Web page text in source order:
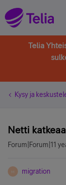
Telia
Kysy ja
Netti
Forum|Forum|11
M migration